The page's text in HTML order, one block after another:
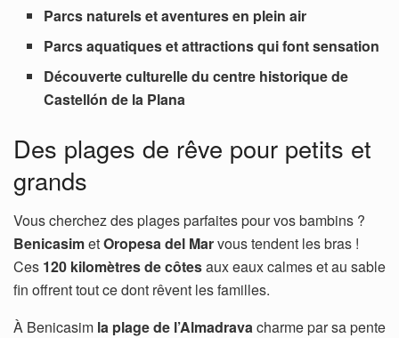
Parcs naturels et aventures en plein air
Parcs aquatiques et attractions qui font sensation
Découverte culturelle du centre historique de
Castellónde la Plana
Des plages de rêve pour petits et
grands
Vous cherchez des plages parfaites pour vos bambins ?
BenicasimetOropesa del Marvous tendent les bras !
Ces 120 kilomètres de côtesaux eaux calmes et au sable
fin offrent tout ce dont rêvent les familles.
À Benicasim la plage de l’Almadravacharme par sa pente